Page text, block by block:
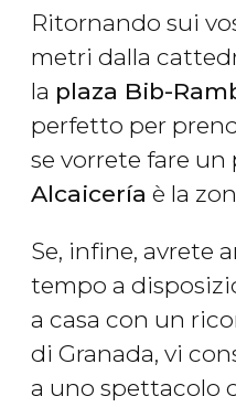
Ritornando sui
metri dalla
la plaza Bib-
perfetto per
se vorrete fare
Alcaicería è la
Se, infine, avrete
tempo a
a casa con un
di Granada, vi
a uno spettacolo